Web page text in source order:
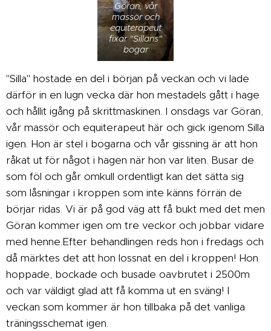
Göran, vår
massör och
equiterapeut
fixar "Sillans"
bogar
"Silla" hostade en del i början på veckan och vi lade
därför in en lugn vecka där hon mestadels gått i hage
och hållit igång på skrittmaskinen. I onsdags var Göran,
vår massör och equiterapeut här och gick igenom Silla
igen. Hon är stel i bogarna och vår gissning är att hon
råkat ut för något i hagen när hon var liten. Busar de
som föl och går omkull ordentligt kan det sätta sig
som låsningar i kroppen som inte känns förrän de
börjar ridas. Vi är på god väg att få bukt med det men
Göran kommer igen om tre veckor och jobbar vidare
med henne.Efter behandlingen reds hon i fredags och
då märktes det att hon lossnat en del i kroppen! Hon
hoppade, bockade och busade oavbrutet i 2500m
och var väldigt glad att få komma ut en sväng! I
veckan som kommer är hon tillbaka på det vanliga
träningsschemat igen.